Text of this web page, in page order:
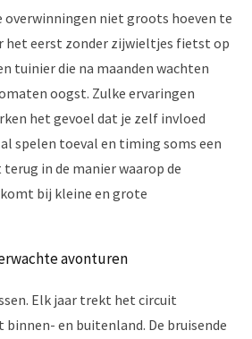
overwinningen niet groots hoeven te
het eerst zonder zijwieltjes fietst op
tuinier die na maanden wachten
oogst. Zulke ervaringen
het gevoel dat je zelf invloed
spelen toeval en timing soms een
terug in de manier waarop de
bij kleine en grote
avonturen
Elk jaar trekt het circuit
binnen- en buitenland. De bruisende